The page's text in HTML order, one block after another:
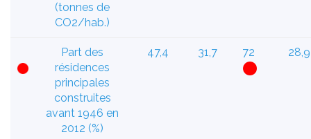
(tonnes de
CO2/hab.)
Part des
résidences
principales
construites
avant 1946 en
2012 (%)
47,4 31,7 72 28,9